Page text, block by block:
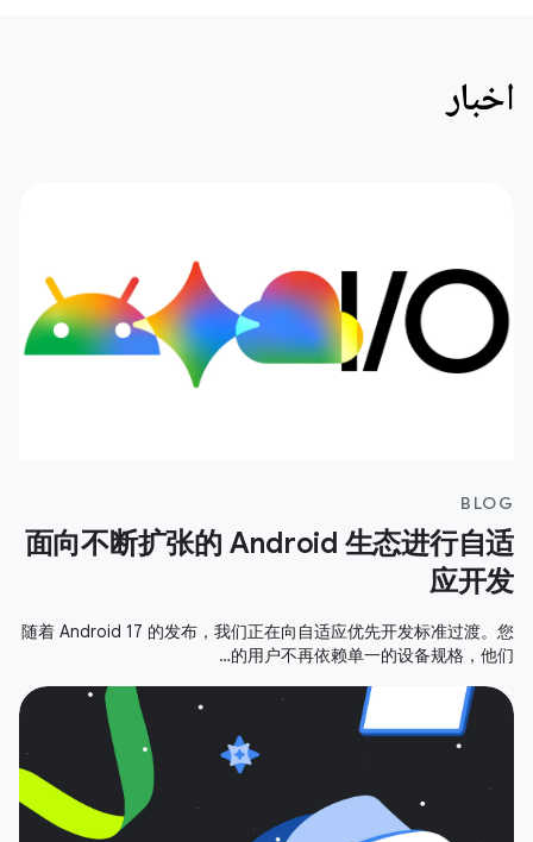
اخبار
BLOG
面向不断扩张的 Android 生态进行自适
应开发
随着 Android 17 的发布，我们正在向自适应优先开发标准过渡。您
的用户不再依赖单一的设备规格，他们…